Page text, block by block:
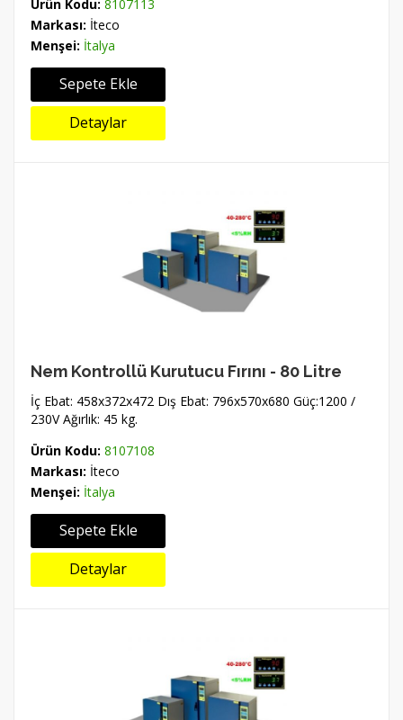
Ürün Kodu: 8107113
Markası: İteco
Menşei: İtalya
Sepete Ekle
Detaylar
Nem Kontrollü Kurutucu Fırını - 80 Litre
İç Ebat: 458x372x472 Dış Ebat: 796x570x680 Güç:1200 /
230V Ağırlık: 45 kg.
Ürün Kodu: 8107108
Markası: İteco
Menşei: İtalya
Sepete Ekle
Detaylar